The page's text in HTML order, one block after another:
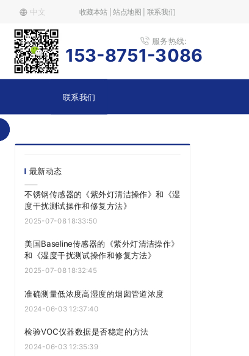
收藏本站 | 站点地图 | 联系我们
服务热线:
153-8751-3086
联系我们
中文
最新动态
不锈钢传感器的《紫外灯清洁操作》和《湿
度干扰测试操作和修复方法》
2025-07-08 18:33:50
美国Baseline传感器的《紫外灯清洁操作》
和《湿度干扰测试操作和修复方法》
2025-07-08 18:32:45
准确测量低浓度高湿度的烟囱管道浓度
2024-06-03 12:37:40
检验VOC仪器数据是否稳定的方法
2024-06-03 12:35:39